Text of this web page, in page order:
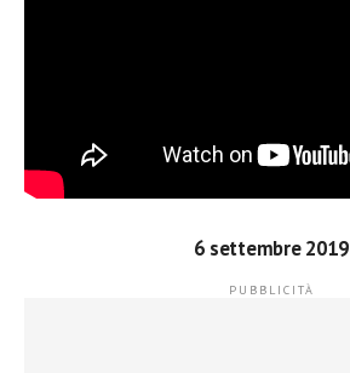
6 settembre 2019